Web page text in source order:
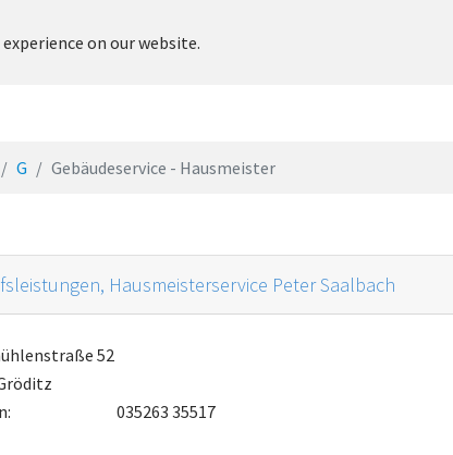
on our website.
G Gebäudeservice - Hausmeister
Hausmeisterservice Peter Saalbach
52
035263 35517